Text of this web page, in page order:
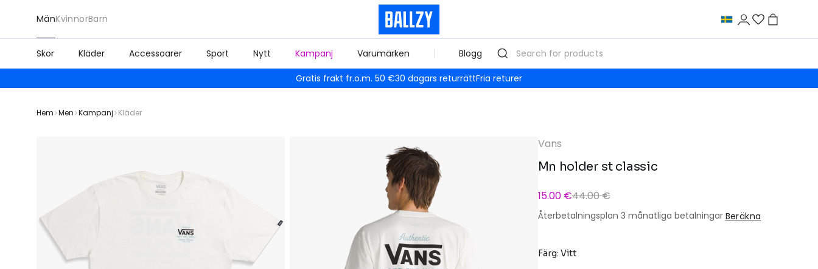
MänKvinnorBarn
Skor Kläder Accessoarer Sport Nytt Kampanj Varumärken Blogg
Gratis frakt fr.o.m. 50 €30 dagars returrättFria returer
Hem Men Kampanj Kläder
Vans
Mn holder st classic
15.00 €44.00 €
Återbetalningsplan 3 månatliga betalningar Beräkna
Färg: Vitt